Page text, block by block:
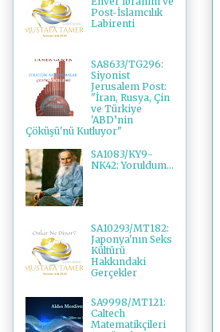
Post-İslamcılık
Labirenti
SA8633/TG296:
Siyonist
Jerusalem Post:
"İran, Rusya, Çin
ve Türkiye
'ABD’nin
Çöküşü'nü Kutluyor"
SA1083/KY9-
NK42: Yoruldum...
SA10293/MT182:
Japonya'nın Seks
Kültürü
Hakkındaki
Gerçekler
SA9998/MT121:
Caltech
Matematikçileri